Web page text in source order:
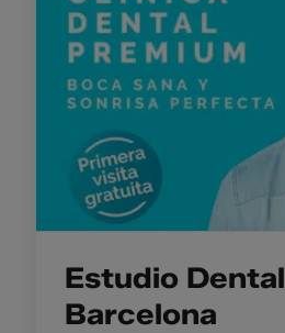
Estudio Dental
Barcelona